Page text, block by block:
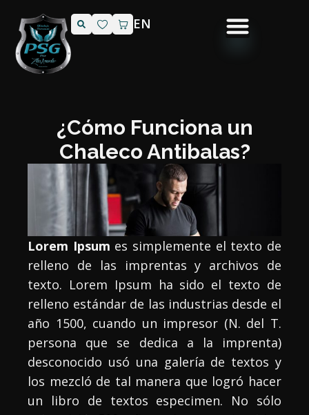
EN
¿Cómo Funciona un
Chaleco Antibalas?
Lorem Ipsum es simplemente el texto de
relleno de las imprentas y archivos de
texto. Lorem Ipsum ha sido el texto de
relleno estándar de las industrias desde el
año 1500, cuando un impresor (N. del T.
persona que se dedica a la imprenta)
desconocido usó una galería de textos y
los mezcló de tal manera que logró hacer
un libro de textos especimen. No sólo